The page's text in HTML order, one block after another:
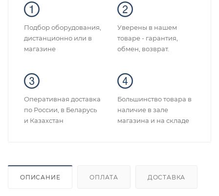
Подбор оборудования,
дистанционно или в
магазине
Уверены в нашем
товаре - гарантия,
обмен, возврат.
Оперативная доставка
по России, в Беларусь
и Казахстан
Большинство товара в
наличие в зале
магазина и на складе
ОПИСАНИЕ ОПЛАТА ДОСТАВКА